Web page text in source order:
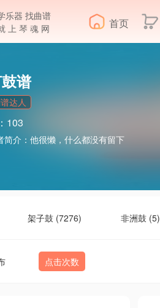
乐器 找曲谱
上 琴 魂 网
首页
谱
达人
103
简介： 他很懒，什么都没有留下
架子鼓 (7276) 非洲鼓 (5)
点击次数